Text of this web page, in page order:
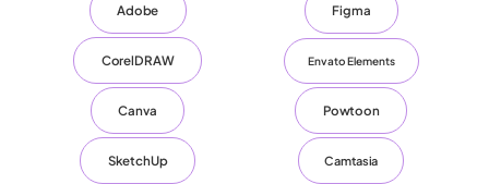
Adobe Figma
CorelDRAW Envato Elements
Canva Powtoon
SketchUp Camtasia